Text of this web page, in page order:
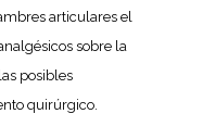
articulares el
sobre la
posibles
quirúrgico.